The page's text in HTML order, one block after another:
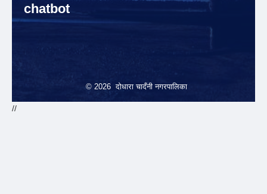
chatbot
© 2026 दोधारा चादँनी नगरपालिका
//